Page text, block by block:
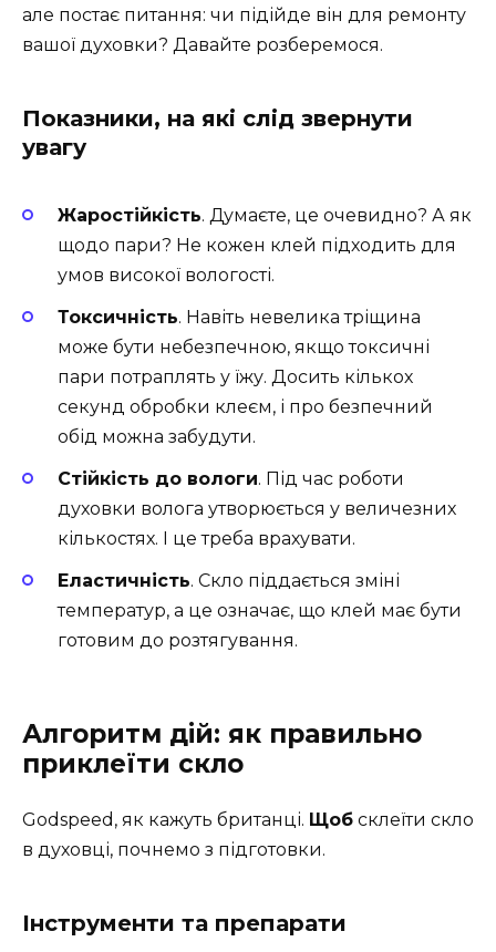
але постає питання: чи підійде він для ремонту
вашої духовки? Давайте розберемося.
Показники, на які слід звернути
увагу
Жаростійкість. Думаєте, це очевидно? А як
щодо пари? Не кожен клей підходить для
умов високої вологості.
Токсичність. Навіть невелика тріщина
може бути небезпечною, якщо токсичні
пари потраплять у їжу. Досить кількох
секунд обробки клеєм, і про безпечний
обід можна забудути.
Стійкість до вологи. Під час роботи
духовки волога утворюється у величезних
кількостях. І це треба врахувати.
Еластичність. Скло піддається зміні
температур, а це означає, що клей має бути
готовим до розтягування.
Алгоритм дій: як правильно
приклеїти скло
Godspeed, як кажуть британці. Щоб склеїти скло
в духовці, почнемо з підготовки.
Інструменти та препарати